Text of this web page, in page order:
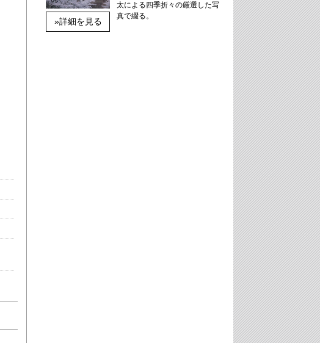
»詳細を見る
太による四季折々の厳選した写
真で綴る。